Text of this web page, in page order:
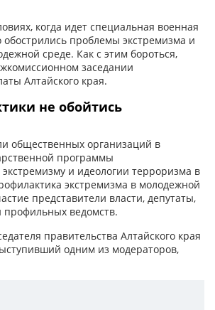
когда идет специальная военная
проблемы экстремизма и
среде. Как с этим бороться,
заседании
Алтайского края.
не обойтись
общественных организаций в
программы
и идеологии терроризма в
экстремизма в молодежной
представители власти, депутаты,
профильных ведомств.
правительства Алтайского края
одним из модераторов,